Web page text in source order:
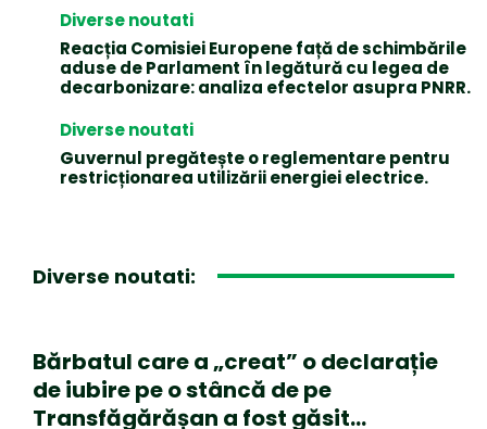
Diverse noutati
Reacția Comisiei Europene față de schimbările
aduse de Parlament în legătură cu legea de
decarbonizare: analiza efectelor asupra PNRR.
Diverse noutati
Guvernul pregătește o reglementare pentru
restricționarea utilizării energiei electrice.
Diverse noutati:
Bărbatul care a „creat” o declarație
de iubire pe o stâncă de pe
Transfăgărășan a fost găsit…